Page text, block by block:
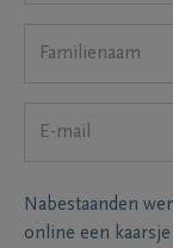
Nabestaanden
online een